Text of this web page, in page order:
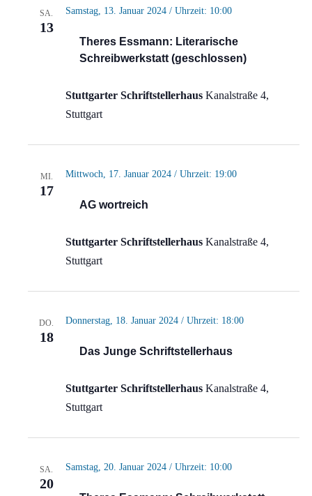
SA.
13
Theres Essmann: Literarische
Schreibwerkstatt (geschlossen)
Samstag, 13. Januar 2024 / Uhrzeit: 10:00
Stuttgarter Schriftstellerhaus Kanalstraße 4,
Stuttgart
MI.
17
AG wortreich
Mittwoch, 17. Januar 2024 / Uhrzeit: 19:00
Stuttgarter Schriftstellerhaus Kanalstraße 4,
Stuttgart
DO.
18
Das Junge Schriftstellerhaus
Donnerstag, 18. Januar 2024 / Uhrzeit: 18:00
Stuttgarter Schriftstellerhaus Kanalstraße 4,
Stuttgart
SA.
20
Samstag, 20. Januar 2024 / Uhrzeit: 10:00